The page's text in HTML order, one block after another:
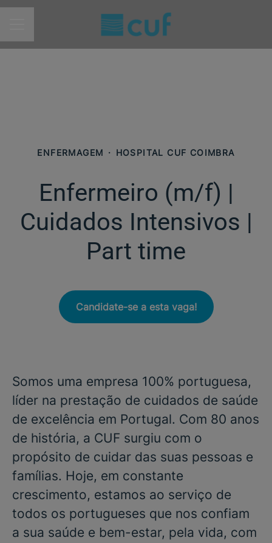
MENU DE CARREIRAS
ENFERMAGEM · HOSPITAL CUF COIMBRA
Enfermeiro (m/f)​ |
Cuidados Intensivos |
Part time
Candidate-se a esta vaga!
Somos uma empresa 100% portuguesa,
líder na prestação de cuidados de saúde
de excelência em Portugal. Com 80 anos
de história, a CUF surgiu com o
propósito de cuidar das suas pessoas e
famílias. Hoje, em constante
crescimento, estamos ao serviço de
todos os portugueses que nos confiam
a sua saúde e bem-estar, pela vida, com